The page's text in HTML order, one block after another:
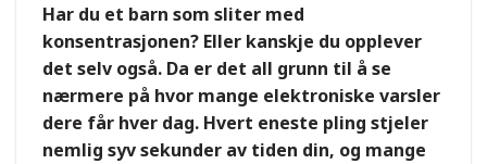
Har du et barn som sliter med
konsentrasjonen? Eller kanskje du opplever
det selv også. Da er det all grunn til å se
nærmere på hvor mange elektroniske varsler
dere får hver dag. Hvert eneste pling stjeler
nemlig syv sekunder av tiden din, og mange